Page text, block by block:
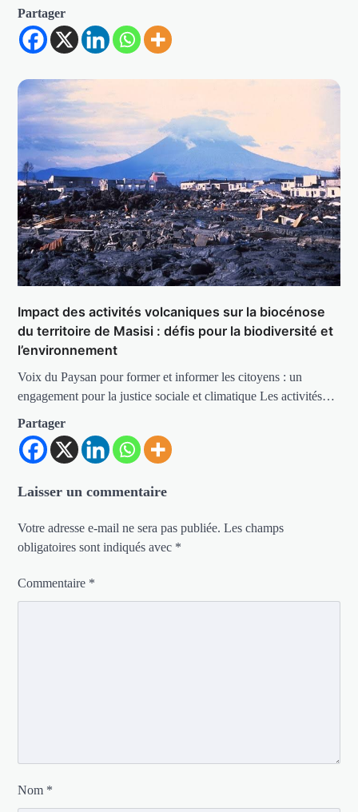
Partager
Impact des activités volcaniques sur la biocénose
du territoire de Masisi : défis pour la biodiversité et
l’environnement
Voix du Paysan pour former et informer les citoyens : un
engagement pour la justice sociale et climatique Les activités…
Partager
Laisser un commentaire
Votre adresse e-mail ne sera pas publiée. Les champs
obligatoires sont indiqués avec *
Commentaire *
Nom *